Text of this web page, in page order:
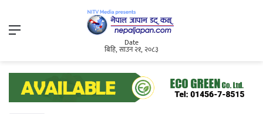
Menu
Date
बिहि, साउन २१, २०८३